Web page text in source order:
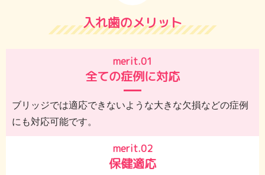
入れ歯のメリット
merit.01
全ての症例に対応
ブリッジでは適応できないような大きな欠損などの症例
にも対応可能です。
merit.02
保健適応